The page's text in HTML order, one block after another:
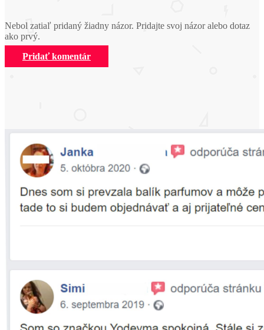
Nebol zatiaľ pridaný žiadny názor. Pridajte svoj názor alebo dotaz
ako prvý.
Pridať komentár